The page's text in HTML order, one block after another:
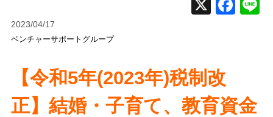
2023/04/17
ベンチャーサポートグループ
【令和5年(2023年)税制改
正】結婚・子育て、教育資金